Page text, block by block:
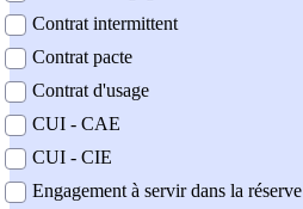
Contrat intermittent
Contrat pacte
Contrat d'usage
CUI - CAE
CUI - CIE
Engagement à servir dans la réserve